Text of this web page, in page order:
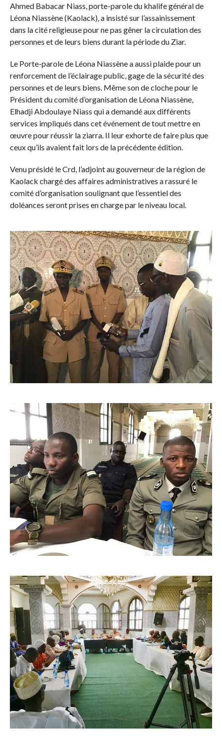
Ahmed Babacar Niass, porte-parole du khalife général de
Léona Niassène (Kaolack), a insisté sur l’assainissement
dans la cité religieuse pour ne pas gêner la circulation des
personnes et de leurs biens durant la période du Ziar.
Le Porte-parole de Léona Niassène a aussi plaide pour un
renforcement de l’éclairage public, gage de la sécurité des
personnes et de leurs biens. Même son de cloche pour le
Président du comité d’organisation de Léona Niassène,
Elhadji Abdoulaye Niass qui a demandé aux différents
services impliqués dans cet événement de tout mettre en
œuvre pour réussir la ziarra. Il leur exhorte de faire plus que
ceux qu’ils avaient fait lors de la précédente édition.
Venu présidé le Crd, l’adjoint au gouverneur de la région de
Kaolack chargé des affaires administratives a rassuré le
comité d’organisation soulignant que l’essentiel des
doléances seront prises en charge par le niveau local.